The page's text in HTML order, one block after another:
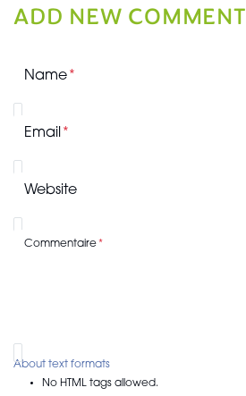
ADD NEW COMMENT
Name
Email
Website
Commentaire
About text formats
No HTML tags allowed.